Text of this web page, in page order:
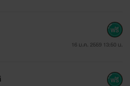
16 ม.ค. 2559 13:50 น.